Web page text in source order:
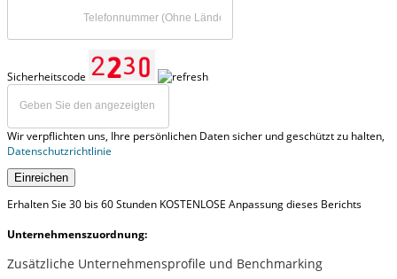
Sicherheitscode
Wir verpflichten uns, Ihre persönlichen Daten sicher und geschützt zu halten,
Datenschutzrichtlinie
Einreichen
Erhalten Sie 30 bis 60 Stunden KOSTENLOSE Anpassung dieses Berichts
Unternehmenszuordnung:
Zusätzliche Unternehmensprofile und Benchmarking